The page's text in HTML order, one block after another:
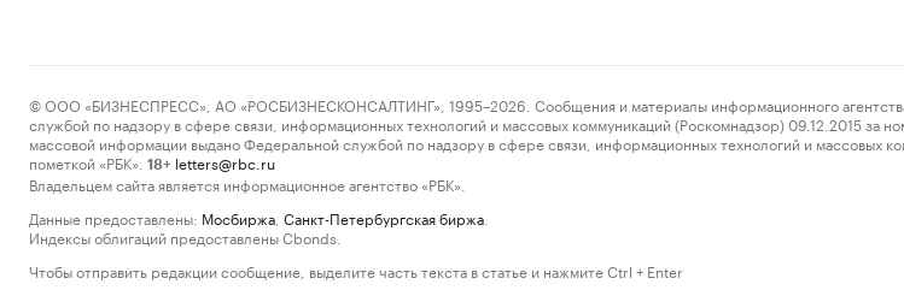
© ООО «БИЗНЕСПРЕСС», АО «РОСБИЗНЕСКОНСАЛТИНГ», 1995–2026. Сообщения и материалы информационного агентства
службой по надзору в сфере связи, информационных технологий и массовых коммуникаций (Роскомнадзор) 09.12.2015
массовой информации выдано Федеральной службой по надзору в сфере связи, информационных технологий и
пометкой «РБК».
18+ letters@rbc.ru
Владельцем сайта является информационное агентство «РБК».
Данные предоставлены: Мосбиржа Санкт-Петербургская биржа
Индексы облигаций предоставлены Cbonds.
Чтобы отправить редакции сообщение, выделите часть текста в статье и нажмите Ctrl + Enter